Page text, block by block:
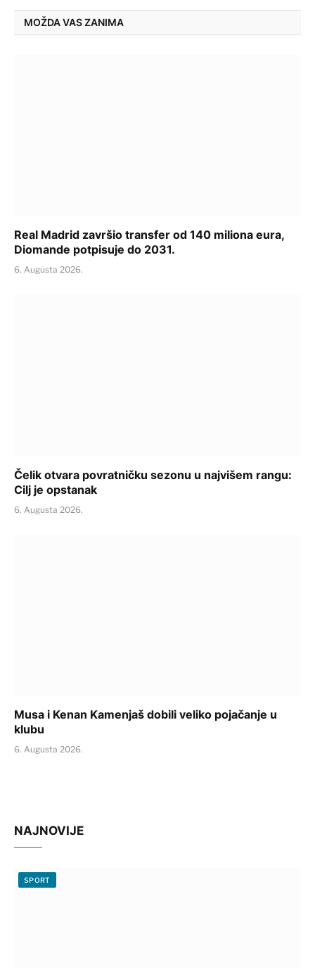
MOŽDA VAS ZANIMA
Real Madrid završio transfer od 140 miliona eura,
Diomande potpisuje do 2031.
6. Augusta 2026.
Čelik otvara povratničku sezonu u najvišem rangu:
Cilj je opstanak
6. Augusta 2026.
Musa i Kenan Kamenjaš dobili veliko pojačanje u
klubu
6. Augusta 2026.
NAJNOVIJE
SPORT